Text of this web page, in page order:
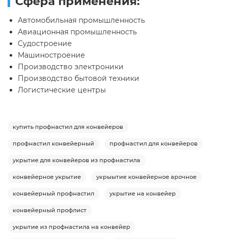
Автомобильная промышленность
Авиационная промышленность
Судостроение
Машиностроение
Производство электроники
Производство бытовой техники
Логистические центры
купить профнастил для конвейеров
профнастил конвейерный профнастил для конвейеров
укрытие для конвейеров из профнастила
конвейерное укрытие укрыытие конвейерное арочное
конвейерный профнастил укрытие на конвейер
конвейерный профлист
укрытие из профнастила на конвейер